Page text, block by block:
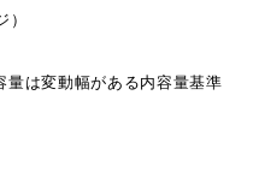
は変動幅がある内容量基準